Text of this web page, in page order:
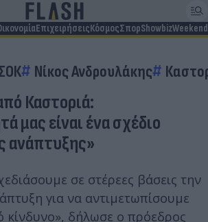
ΕπιχειρήσειςΚόσμοςΣπορShowbizWeekend
Νίκος Ανδρουλάκης
Καστοριά:
μας είναι ένα σχέδιο
ανάπτυξης»
σε στέρεες βάσεις την
για να αντιμετωπίσουμε
κίνδυνο», δήλωσε ο πρόεδρος